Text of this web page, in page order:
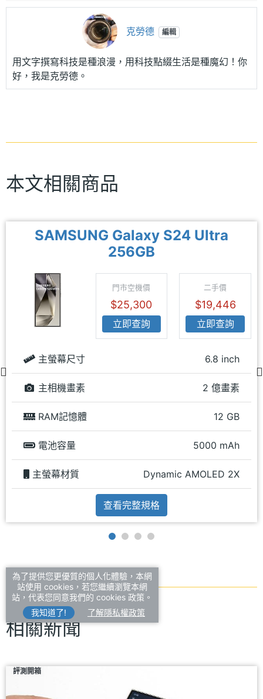
克勞德 編輯
用文字撰寫科技是種浪漫，用科技點綴生活是種魔幻！你
好，我是克勞德。
本文相關商品
SAMSUNG Galaxy S24 Ultra
256GB
門市空機價
$25,300
立即查詢
二手價
$19,446
立即查詢
主螢幕尺寸 6.8 inch
主相機畫素 2 億畫素
RAM記憶體 12 GB
電池容量 5000 mAh
主螢幕材質 Dynamic AMOLED 2X
查看完整規格
相關新聞
評測開箱
為了提供您更優質的個人化體驗，本網
站使用 cookies，若您繼續瀏覽本網
站，代表您同意我們的 cookies 政策。
我知道了!
了解隱私權政策